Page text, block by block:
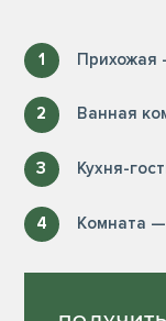
1 Прихожая
2 Ванная
3 Кухня-
4 Комната —